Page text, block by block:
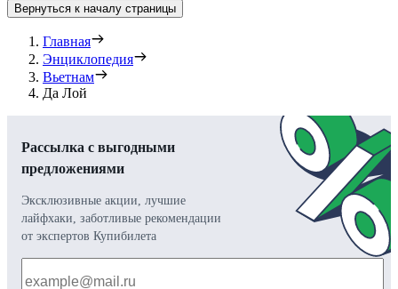
Вернуться к началу страницы
Главная
Энциклопедия
Вьетнам
Да Лой
Рассылка с выгодными
предложениями
Эксклюзивные акции, лучшие
лайфхаки, заботливые рекомендации
от экспертов Купибилета